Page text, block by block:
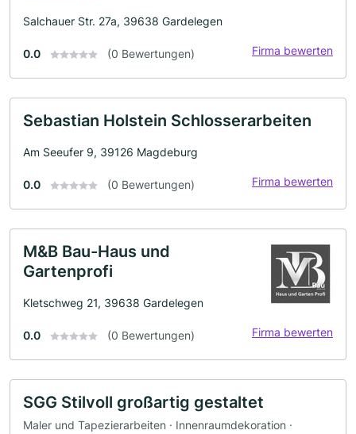
Salchauer Str. 27a, 39638 Gardelegen
0.0 (0 Bewertungen) Firma bewerten
Sebastian Holstein Schlosserarbeiten
Am Seeufer 9, 39126 Magdeburg
0.0 (0 Bewertungen) Firma bewerten
M&B Bau-Haus und
Gartenprofi
Kletschweg 21, 39638 Gardelegen
0.0 (0 Bewertungen) Firma bewerten
SGG Stilvoll großartig gestaltet
Maler und Tapezierarbeiten · Innenraumdekoration ·